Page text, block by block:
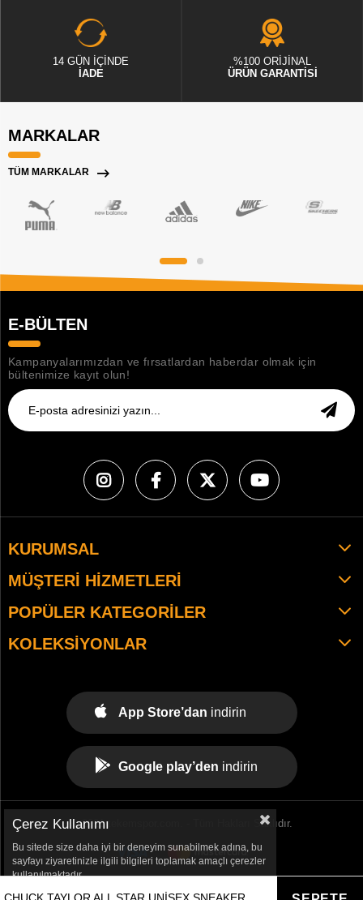
14 GÜN İÇİNDE
İADE
%100 ORİJİNAL
ÜRÜN GARANTİSİ
MARKALAR
TÜM MARKALAR
E-BÜLTEN
Kampanyalarımızdan ve fırsatlardan haberdar olmak için
bültenimize kayıt olun!
KURUMSAL
MÜŞTERI HIZMETLERI
POPÜLER KATEGORILER
KOLEKSIYONLAR
App Store’dan indirin
Google play’den indirin
© 2021 tekemspor.com. - Tüm Hakları Saklıdır.
Çerez Kullanımı
Bu sitede size daha iyi bir deneyim sunabilmek adına, bu
sayfayı ziyaretinizle ilgili bilgileri toplamak amaçlı çerezler
kullanılmaktadır.